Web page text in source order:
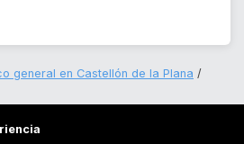
general en Castellón de la Plana